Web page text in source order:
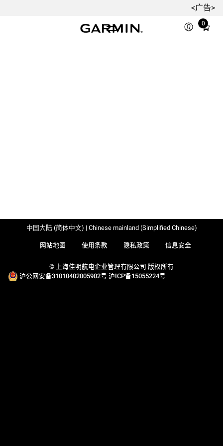
<广告>
0
Total
© 上海佳明航电企业管理有限公司 版权所有
沪公网安备31010402005902号 沪ICP备15055224号
网站地图 使用条款 隐私政策 信息安全
中国大陆 (简体中文) | Chinese mainland (Simplified Chinese)